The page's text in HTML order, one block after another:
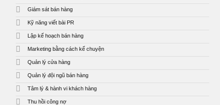
Giám sát bán hàng
Kỹ năng viết bài PR
Lập kế hoạch bán hàng
Marketing bằng cách kể chuyện
Quản lý cửa hàng
Quản lý đội ngũ bán hàng
Tâm lý & hành vi khách hàng
Thu hồi công nợ